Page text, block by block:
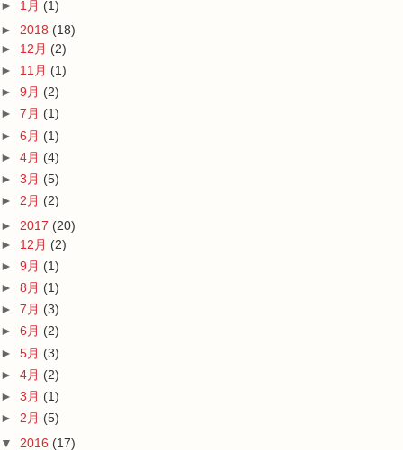
► 1月 (1)
► 2018 (18)
► 12月 (2)
► 11月 (1)
► 9月 (2)
► 7月 (1)
► 6月 (1)
► 4月 (4)
► 3月 (5)
► 2月 (2)
► 2017 (20)
► 12月 (2)
► 9月 (1)
► 8月 (1)
► 7月 (3)
► 6月 (2)
► 5月 (3)
► 4月 (2)
► 3月 (1)
► 2月 (5)
▼ 2016 (17)